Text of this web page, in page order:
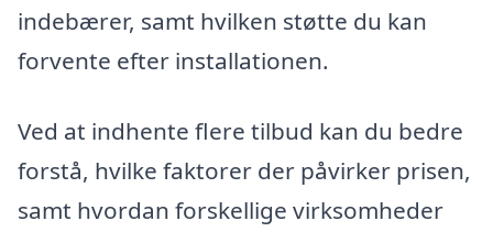
indebærer, samt hvilken støtte du kan
forvente efter installationen.
Ved at indhente flere tilbud kan du bedre
forstå, hvilke faktorer der påvirker prisen,
samt hvordan forskellige virksomheder